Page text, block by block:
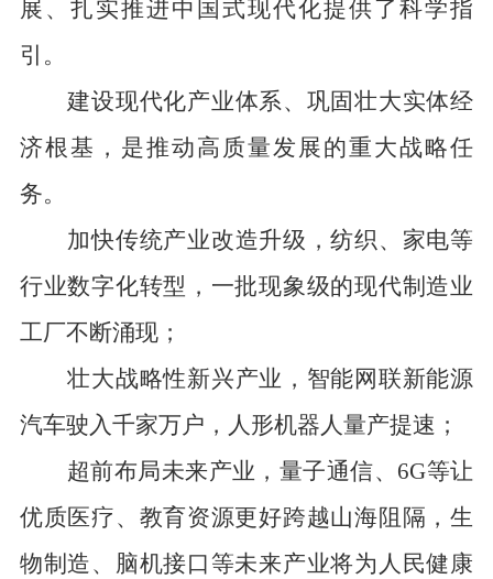
展、扎实推进中国式现代化提供了科学指
引。
建设现代化产业体系、巩固壮大实体经
济根基，是推动高质量发展的重大战略任
务。
加快传统产业改造升级，纺织、家电等
行业数字化转型，一批现象级的现代制造业
工厂不断涌现；
壮大战略性新兴产业，智能网联新能源
汽车驶入千家万户，人形机器人量产提速；
超前布局未来产业，量子通信、6G等让
优质医疗、教育资源更好跨越山海阻隔，生
物制造、脑机接口等未来产业将为人民健康